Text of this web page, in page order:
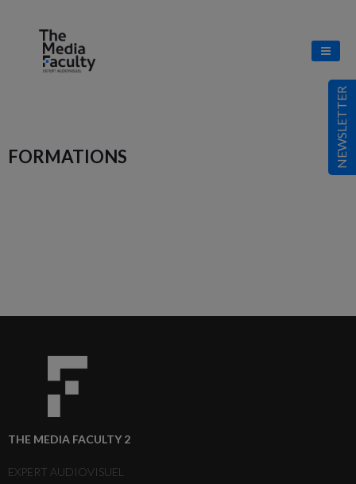
NEWSLETTER
FORMATIONS
THE MEDIA FACULTY 2
EXPERT AUDIOVISUEL